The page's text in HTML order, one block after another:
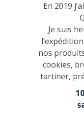
En 2019
Je suis
nos
cookies,
tartiner,